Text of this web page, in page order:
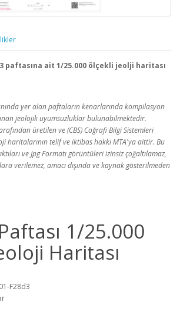
paftasına ait 1/25.000 ölçekli jeolji haritası
yer alan paftaların kenarlarında kompilasyon
jeolojik uyumsuzluklar bulunabilmektedir.
üretilen ve (CBS) Coğrafi Bilgi Sistemleri
haritalarının telif ve iktibas hakkı MTA'ya aittir. Bu
ve Jpg Formatı görüntüleri izinsiz çoğaltılamaz,
verilemez, amacı dışında ve kaynak gösterilmeden
1/25.000
Haritası
F28d3